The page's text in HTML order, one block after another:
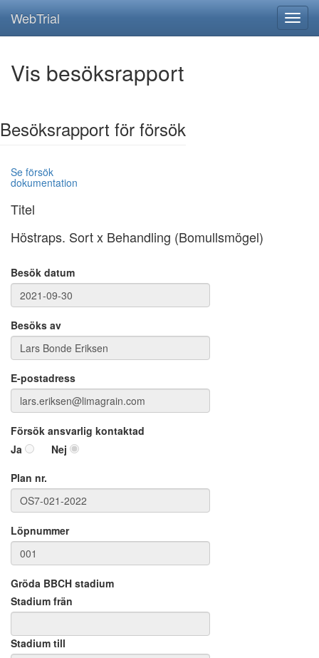
WebTrial
Vis besöksrapport
Besöksrapport för försök
Se försök
dokumentation
Titel
Höstraps. Sort x Behandling (Bomullsmögel)
Besök datum
Besöks av
E-postadress
Försök ansvarlig kontaktad
Ja
Nej
Plan nr.
Löpnummer
Gröda BBCH stadium
Stadium frän
Stadium till